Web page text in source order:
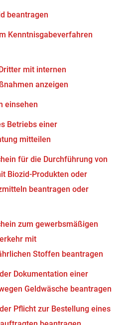
beantragen
Kenntnisgabeverfahren
mit internen
anzeigen
einsehen
Betriebs einer
mitteilen
für die Durchführung von
Biozid-Produkten oder
beantragen oder
zum gewerbsmäßigen
mit
Stoffen beantragen
Dokumentation einer
Geldwäsche beantragen
Pflicht zur Bestellung eines